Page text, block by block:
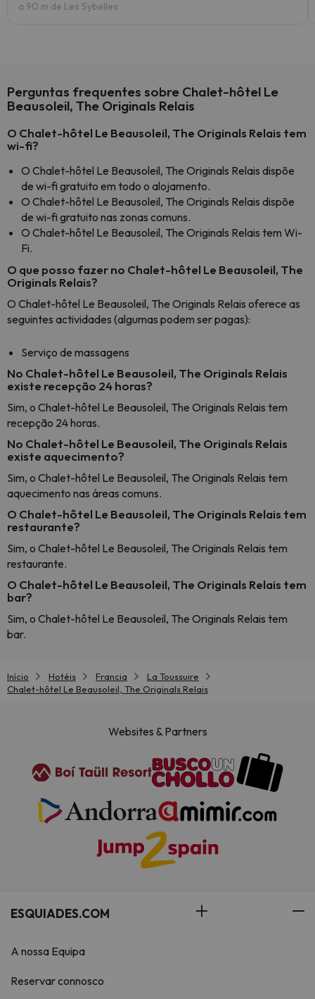
a 90 m de Les Sybelles
Perguntas frequentes sobre Chalet-hôtel Le
Beausoleil, The Originals Relais
O Chalet-hôtel Le Beausoleil, The Originals Relais tem
wi-fi?
O Chalet-hôtel Le Beausoleil, The Originals Relais dispõe
de wi-fi gratuito em todo o alojamento.
O Chalet-hôtel Le Beausoleil, The Originals Relais dispõe
de wi-fi gratuito nas zonas comuns.
O Chalet-hôtel Le Beausoleil, The Originals Relais tem Wi-
Fi.
O que posso fazer no Chalet-hôtel Le Beausoleil, The
Originals Relais?
O Chalet-hôtel Le Beausoleil, The Originals Relais oferece as
seguintes actividades (algumas podem ser pagas):
Serviço de massagens
No Chalet-hôtel Le Beausoleil, The Originals Relais
existe recepção 24 horas?
Sim, o Chalet-hôtel Le Beausoleil, The Originals Relais tem
recepção 24 horas.
No Chalet-hôtel Le Beausoleil, The Originals Relais
existe aquecimento?
Sim, o Chalet-hôtel Le Beausoleil, The Originals Relais tem
aquecimento nas áreas comuns.
O Chalet-hôtel Le Beausoleil, The Originals Relais tem
restaurante?
Sim, o Chalet-hôtel Le Beausoleil, The Originals Relais tem
restaurante.
O Chalet-hôtel Le Beausoleil, The Originals Relais tem
bar?
Sim, o Chalet-hôtel Le Beausoleil, The Originals Relais tem
bar.
Início Hotéis Francia
La Toussuire
Chalet-hôtel Le Beausoleil, The Originals Relais
Websites & Partners
ESQUIADES.COM
A nossa Equipa
Reservar connosco